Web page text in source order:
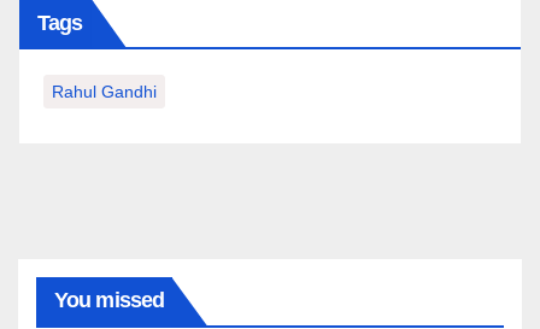
Tags
Rahul Gandhi
You missed